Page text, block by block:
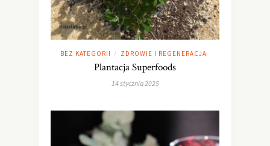
BEZ KATEGORII / ZDROWIE I REGENERACJA
Plantacja Superfoods
14 stycznia 2025